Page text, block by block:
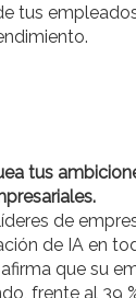
tus
tus
de
de IA en
que su
frente al 39